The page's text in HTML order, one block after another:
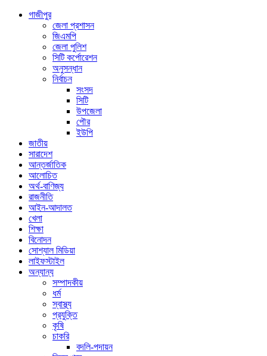
গাজীপুর
জেলা প্রশাসন
জিএমপি
জেলা পুলিশ
সিটি কর্পোরেশন
অনুসন্ধান
নির্বাচন
সংসদ
সিটি
উপজেলা
পৌর
ইউপি
জাতীয়
সারাদেশ
আন্তর্জাতিক
আলোচিত
অর্থ-বাণিজ্য
রাজনীতি
আইন-আদালত
খেলা
শিক্ষা
বিনোদন
সোশ্যাল মিডিয়া
লাইফস্টাইল
অন্যান্য
সম্পাদকীয়
ধর্ম
স্বাস্থ্য
প্রযুক্তি
কৃষি
চাকরি
বদলি-পদায়ন